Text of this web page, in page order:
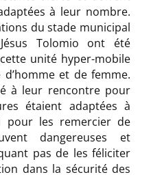
à leur nombre.
du stade municipal
Tolomio ont été
unité hyper-mobile
d’homme et de femme.
à leur rencontre pour
étaient adaptées à
pour les remercier de
dangereuses et
pas de les féliciter
dans la sécurité des